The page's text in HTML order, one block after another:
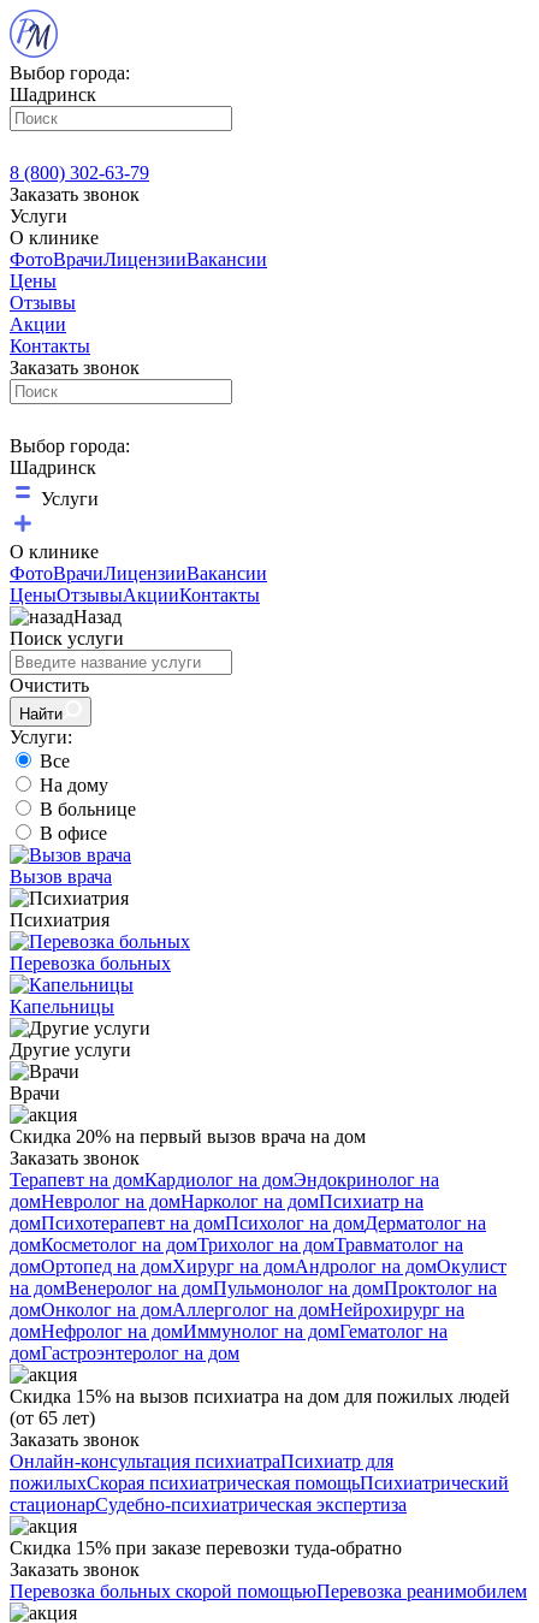
Выбор города:
Шадринск
8 (800) 302-63-79
Заказать звонок
Услуги
О клинике
ФотоВрачиЛицензииВакансии
Цены
Отзывы
Акции
Контакты
Заказать звонок
Выбор города:
Шадринск
Услуги
О клинике
ФотоВрачиЛицензииВакансии
ЦеныОтзывыАкцииКонтакты
Назад
Поиск услуги
Очистить
Найти
Услуги:
Все
На дому
В больнице
В офисе
Вызов врача
Психиатрия
Перевозка больных
Капельницы
Другие услуги
Врачи
Скидка 20% на первый вызов врача на дом
Заказать звонок
Терапевт на домКардиолог на домЭндокринолог на
домНевролог на домНарколог на домПсихиатр на
домПсихотерапевт на домПсихолог на домДерматолог на
домКосметолог на домТрихолог на домТравматолог на
домОртопед на домХирург на домАндролог на домОкулист
на домВенеролог на домПульмонолог на домПроктолог на
домОнколог на домАллерголог на домНейрохирург на
домНефролог на домИммунолог на домГематолог на
домГастроэнтеролог на дом
Скидка 15% на вызов психиатра на дом для пожилых людей
(от 65 лет)
Заказать звонок
Онлайн-консультация психиатраПсихиатр для
пожилыхСкорая психиатрическая помощьПсихиатрический
стационарСудебно-психиатрическая экспертиза
Скидка 15% при заказе перевозки туда-обратно
Заказать звонок
Перевозка больных скорой помощьюПеревозка реанимобилем